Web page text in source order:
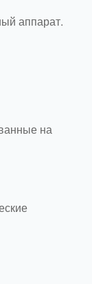
аппарат.
на